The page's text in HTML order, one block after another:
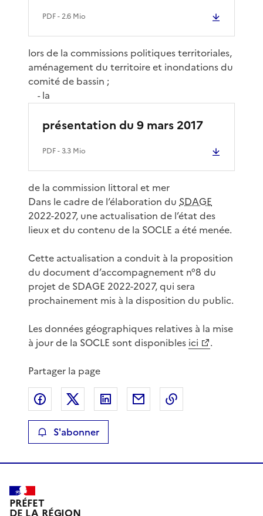
PDF- 2.6 Mio
lors de la commissions politiques territoriales,
aménagement du territoire et inondations du
comité de bassin ;
-la
présentation du 9 mars 2017
PDF- 3.3 Mio
de la commission littoral et mer
Dans le cadre de l’élaboration du SDAGE
2022-2027, une actualisation de l’état des
lieux et du contenu de la SOCLE a été menée.
Cette actualisation a conduit à la proposition
du document d’accompagnement n°8 du
projet de SDAGE 2022-2027, qui sera
prochainement mis à la disposition du public.
Les données géographiques relatives à la mise
à jour de la SOCLE sont disponibles ici
.
Partager la page
Partager sur Facebook
Partager sur XPartager sur LinkedIn
Partager par email
S'abonner
PRÉFET